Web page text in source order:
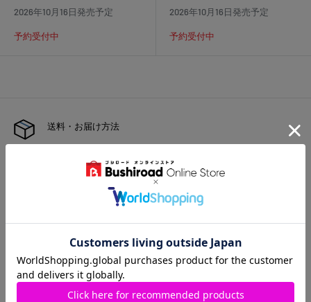
価
2026年10月16日発売予定
予約受付中
価
2026年10月16日発売予定
予約受付中
送料・お届け方法
沖縄は1,870円(税込)
ネコポスは、全国440円(税込)
1注文あたり10,000円(税込)以上で送料無料
※海外への発送は行っておりません
商品のお届け日での同梱発送となります。 なお、お
客様の事情により分割しての配送をご希望の場合は、
分割対応手数料及び追加の送料として2,000円（税
込）を頂戴したうえでお受けする場合がございますの